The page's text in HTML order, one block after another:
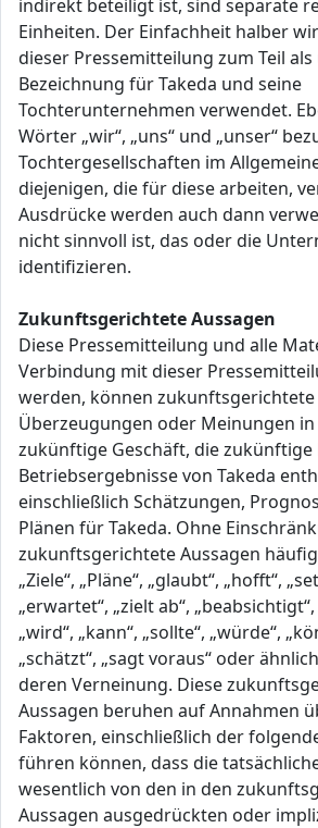
indirekt beteiligt ist, sind separate
Einheiten. Der Einfachheit halber
dieser Pressemitteilung zum Teil
Bezeichnung für Takeda und seine
Tochterunternehmen verwendet.
Wörter „wir“, „uns“ und „unser“
Tochtergesellschaften im
diejenigen, die für diese arbeiten,
Ausdrücke werden auch dann
nicht sinnvoll ist, das oder die
identifizieren.
Zukunftsgerichtete Aussagen
Diese Pressemitteilung und alle
Verbindung mit dieser
werden, können zukunftsgerichtete
Überzeugungen oder Meinungen in
zukünftige Geschäft, die
Betriebsergebnisse von Takeda
einschließlich Schätzungen,
Plänen für Takeda. Ohne
zukunftsgerichtete Aussagen
„Ziele“, „Pläne“, „glaubt“, „hofft“,
„erwartet“, „zielt ab“,
„wird“, „kann“, „sollte“, „würde“,
„schätzt“, „sagt voraus“ oder
deren Verneinung. Diese
Aussagen beruhen auf Annahmen
Faktoren, einschließlich der
führen können, dass die
wesentlich von den in den
Aussagen ausgedrückten oder